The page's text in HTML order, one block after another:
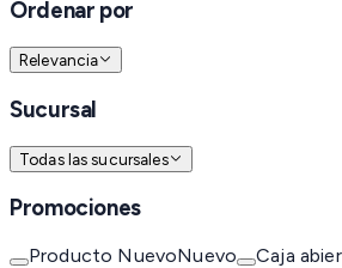
Ordenar por
Relevancia
Sucursal
Todas las sucursales
Promociones
Producto NuevoNuevo Caja